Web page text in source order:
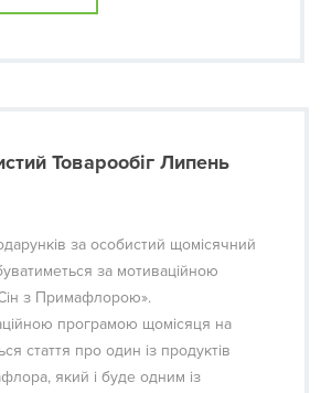
Товарообіг Липень
за особистий щомісячний
за мотиваційною
з Примафлорою».
програмою щомісяця на
стаття про один із продуктів
який і буде одним із